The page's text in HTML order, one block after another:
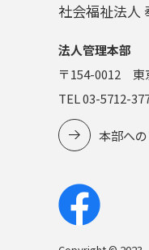
社会福祉法人
法人管理本部
〒154-0012 東
TEL 03-5712-
本部へ